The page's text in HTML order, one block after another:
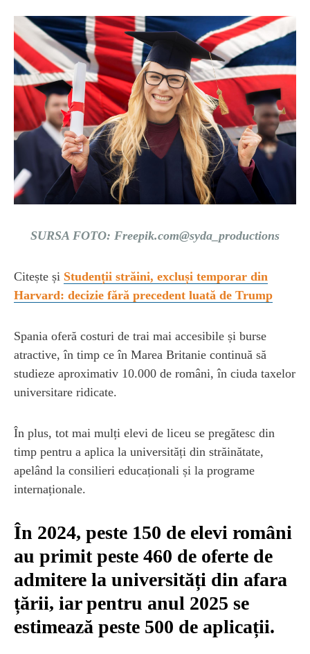
SURSA FOTO: Freepik.com@syda_productions
Citește și Studenții străini, excluși temporar din
Harvard: decizie fără precedent luată de Trump
Spania oferă costuri de trai mai accesibile și burse
atractive, în timp ce în Marea Britanie continuă să
studieze aproximativ 10.000 de români, în ciuda taxelor
universitare ridicate.
În plus, tot mai mulți elevi de liceu se pregătesc din
timp pentru a aplica la universități din străinătate,
apelând la consilieri educaționali și la programe
internaționale.
În 2024, peste 150 de elevi români
au primit peste 460 de oferte de
admitere la universități din afara
țării, iar pentru anul 2025 se
estimează peste 500 de aplicații.